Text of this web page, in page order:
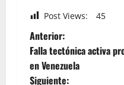
Post Views: 45
Anterior:
Falla tectónica activa
en Venezuela
Siguiente: